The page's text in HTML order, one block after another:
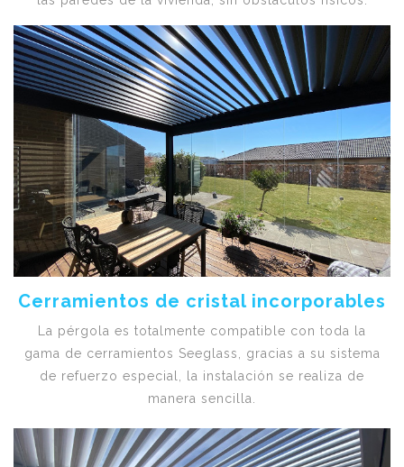
Cerramientos de cristal incorporables
La pérgola es totalmente compatible con toda la
gama de cerramientos Seeglass, gracias a su sistema
de refuerzo especial, la instalación se realiza de
manera sencilla.